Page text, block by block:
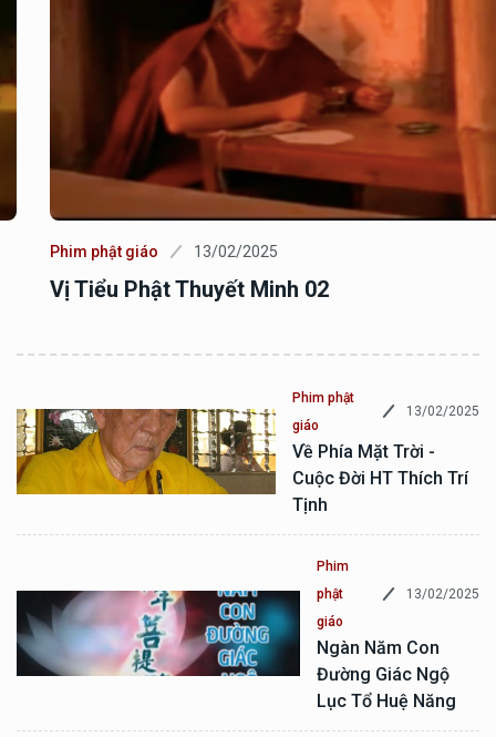
Phim phật giáo 13/02/2025
Vị Tiểu Phật Thuyết Minh 02
Phim phật
giáo
13/02/2025
Về Phía Mặt Trời -
Cuộc Đời HT Thích Trí
Tịnh
Phim
phật
giáo
13/02/2025
Ngàn Năm Con
Đường Giác Ngộ
Lục Tổ Huệ Năng